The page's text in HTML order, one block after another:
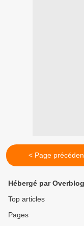
< Page
Hébergé par Overblog
Top articles
Pages